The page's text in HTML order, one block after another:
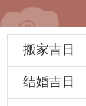
搬家吉日
结婚吉日